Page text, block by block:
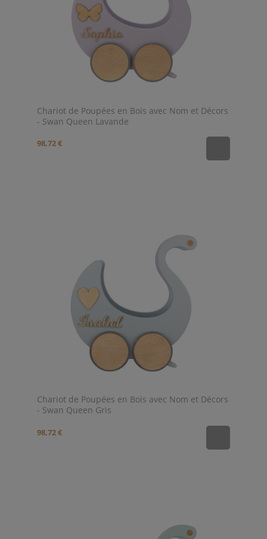
Chariot de Poupées en Bois avec Nom et Décors
- Swan Queen Lavande
98,72 €
Chariot de Poupées en Bois avec Nom et Décors
- Swan Queen Gris
98,72 €